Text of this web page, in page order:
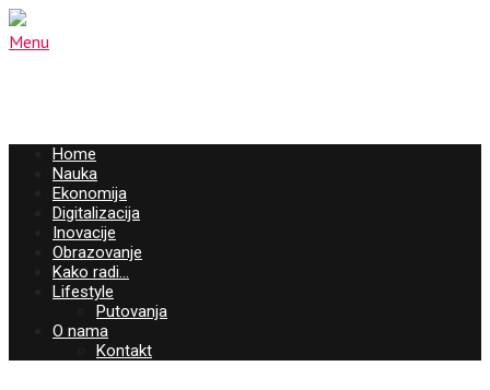
Menu
Home
Nauka
Ekonomija
Digitalizacija
Inovacije
Obrazovanje
Kako radi…
Lifestyle
Putovanja
O nama
Kontakt